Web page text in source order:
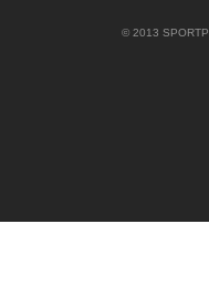
© 2013